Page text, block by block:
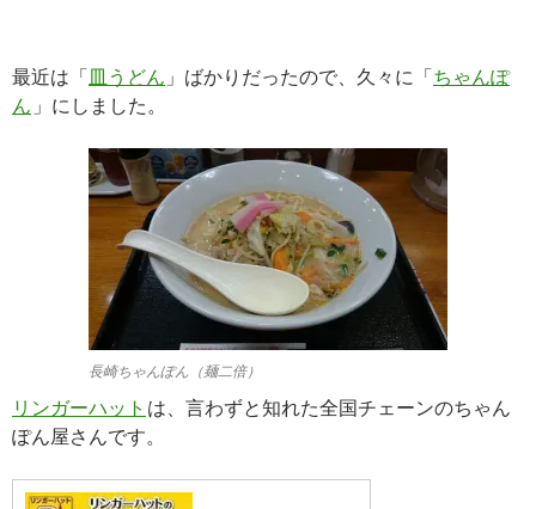
最近は「皿うどん 」ばかりだったので、久々に「ちゃんぽ
ん 」にしました。
長崎ちゃんぽん（麺二倍）
リンガーハット は、言わずと知れた全国チェーンのちゃん
ぽん屋さんです。